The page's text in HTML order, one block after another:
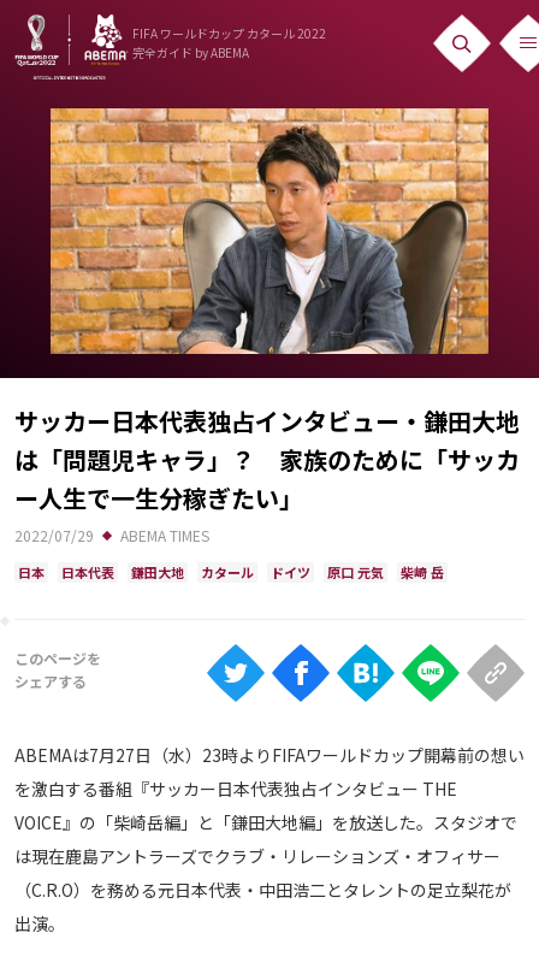
FIFA ワールドカップ カタール 2022
完全ガイド by ABEMA
ニュース
News
出場国
Teams
日本代表
日程・結果
Schedule
ランキング
About
iOS Apps
Android
サッカー日本代表独占インタビュー・鎌田大地
は「問題児キャラ」？ 家族のために「サッカ
ー人生で一生分稼ぎたい」
2022/07/29 ABEMA TIMES
日本 日本代表 鎌田大地 カタール ドイツ 原口 元気 柴崎 岳
ABEMAは7月27日（水）23時よりFIFAワールドカップ開幕前の想い
を激白する番組『サッカー日本代表独占インタビュー THE
VOICE』の「柴崎岳編」と「鎌田大地編」を放送した。スタジオで
は現在鹿島アントラーズでクラブ・リレーションズ・オフィサー
（C.R.O）を務める元日本代表・中田浩二とタレントの足立梨花が
出演。